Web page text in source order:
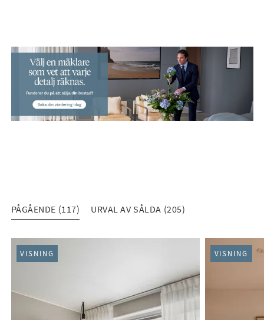
PÅGÅENDE (117) URVAL AV SÅLDA (205)
PÅGÅENDE (117)
VISNING VISNING